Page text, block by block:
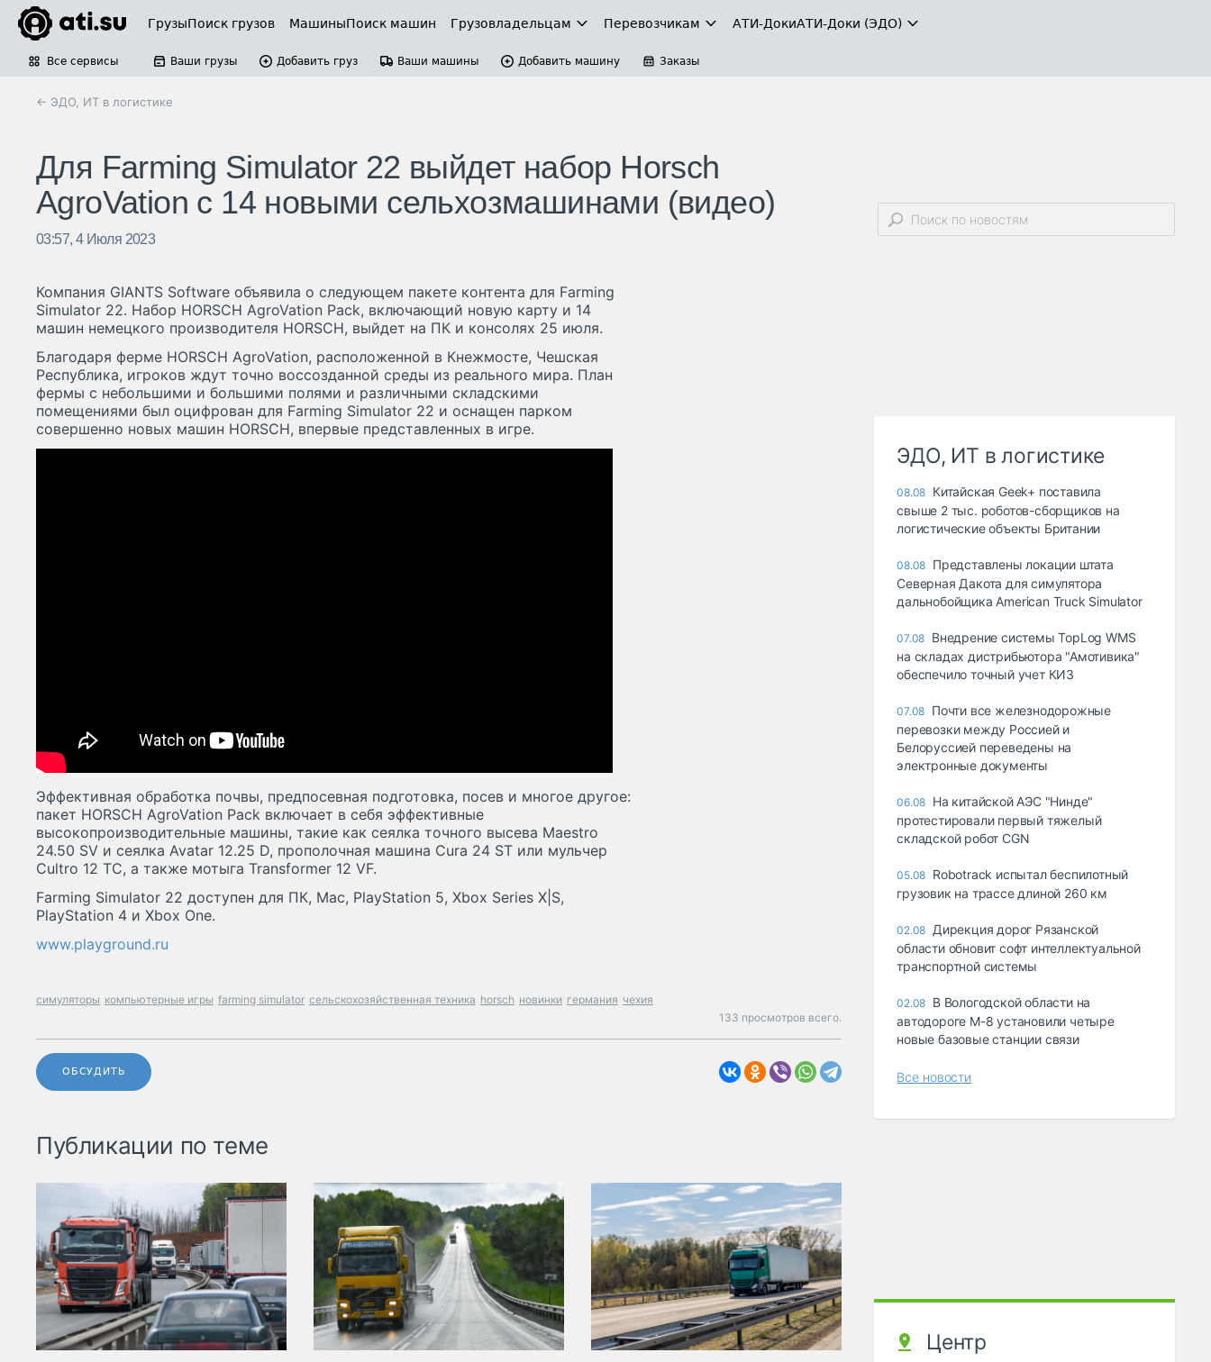
ГрузыПоиск грузов МашиныПоиск машин Грузовладельцам Перевозчикам АТИ-ДокиАТИ-Доки (ЭДО)
Все сервисы Ваши грузы Добавить груз Ваши машины Добавить машину Заказы
← ЭДО, ИТ в логистике
Для Farming Simulator 22 выйдет набор Horsch
AgroVation с 14 новыми сельхозмашинами (видео)
03:57, 4 Июля 2023
Компания GIANTS Software объявила о следующем пакете контента для Farming
Simulator 22. Набор HORSCH AgroVation Pack, включающий новую карту и 14
машин немецкого производителя HORSCH, выйдет на ПК и консолях 25 июля.
Благодаря ферме HORSCH AgroVation, расположенной в Кнежмосте, Чешская
Республика, игроков ждут точно воссозданной среды из реального мира. План
фермы с небольшими и большими полями и различными складскими
помещениями был оцифрован для Farming Simulator 22 и оснащен парком
совершенно новых машин HORSCH, впервые представленных в игре.
Эффективная обработка почвы, предпосевная подготовка, посев и многое другое:
пакет HORSCH AgroVation Pack включает в себя эффективные
высокопроизводительные машины, такие как сеялка точного высева Maestro
24.50 SV и сеялка Avatar 12.25 D, прополочная машина Cura 24 ST или мульчер
Cultro 12 TC, а также мотыга Transformer 12 VF.
Farming Simulator 22 доступен для ПК, Mac, PlayStation 5, Xbox Series X|S,
PlayStation 4 и Xbox One.
www.playground.ru
симуляторы компьютерные игры farming simulator сельскохозяйственная техника horsch новинки германия чехия
133 просмотров всего.
ОБСУДИТЬ
Публикации по теме
ЭДО, ИТ в логистике
08.08 Китайская Geek+ поставила
свыше 2 тыс. роботов-сборщиков на
логистические объекты Британии
08.08 Представлены локации штата
Северная Дакота для симулятора
дальнобойщика American Truck Simulator
07.08 Внедрение системы TopLog WMS
на складах дистрибьютора "Амотивика"
обеспечило точный учет КИЗ
07.08 Почти все железнодорожные
перевозки между Россией и
Белоруссией переведены на
электронные документы
06.08 На китайской АЭС "Нинде"
протестировали первый тяжелый
складской робот CGN
05.08 Robotrack испытал беспилотный
грузовик на трассе длиной 260 км
02.08 Дирекция дорог Рязанской
области обновит софт интеллектуальной
транспортной системы
02.08 В Вологодской области на
автодороге М-8 установили четыре
новые базовые станции связи
Все новости
Центр